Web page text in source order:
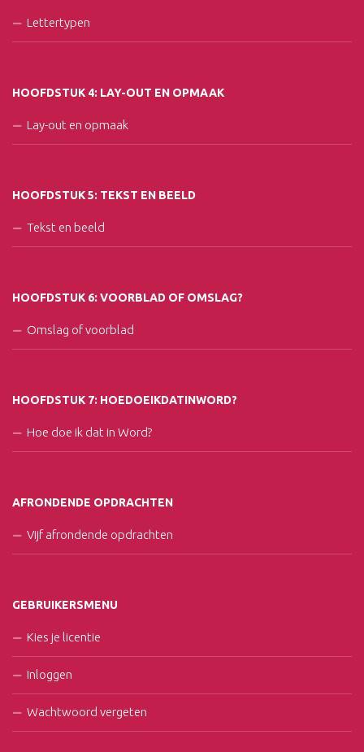
Lettertypen
HOOFDSTUK 4: LAY-OUT EN OPMAAK
Lay-out en opmaak
HOOFDSTUK 5: TEKST EN BEELD
Tekst en beeld
HOOFDSTUK 6: VOORBLAD OF OMSLAG?
Omslag of voorblad
HOOFDSTUK 7: HOEDOEIKDATINWORD?
Hoe doe ik dat in Word?
AFRONDENDE OPDRACHTEN
Vijf afrondende opdrachten
GEBRUIKERSMENU
Kies je licentie
Inloggen
Wachtwoord vergeten